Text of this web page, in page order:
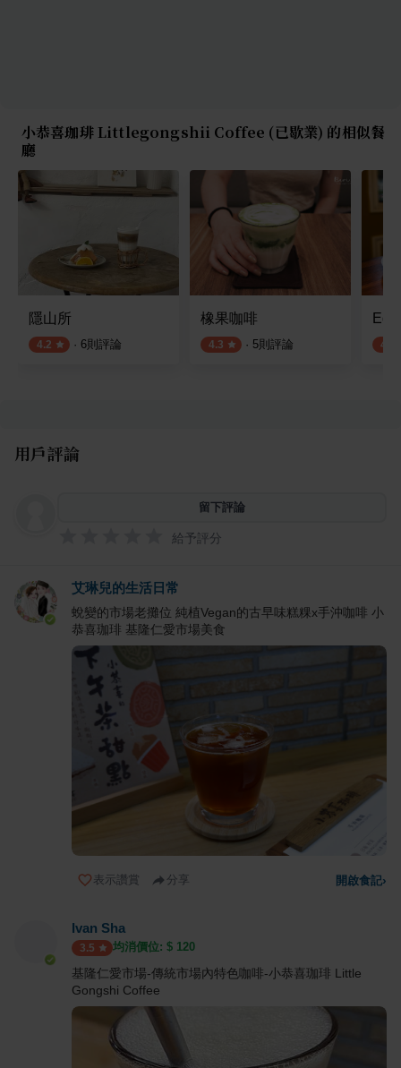
小恭喜珈琲 Littlegongshii Coffee (已歇業) 的相似餐
廳
隱山所
4.2 · 6則評論
橡果咖啡
4.3 · 5則評論 4.1
用戶評論
留下評論
給予評分
艾琳兒的生活日常
蛻變的市場老攤位 純植Vegan的古早味糕粿x手沖咖啡 小
恭喜珈琲 基隆仁愛市場美食
表示讚賞 分享 開啟食記›
Ivan Sha
3.5 均消價位: $ 120
基隆仁愛市場-傳統市場內特色咖啡-小恭喜珈琲 Little
Gongshi Coffee